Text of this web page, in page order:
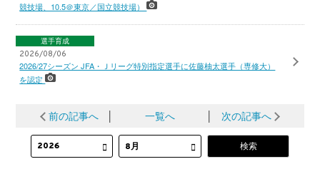
競技場、10.5＠東京／国立競技場）
選手育成
2026/08/06
2026/27シーズン JFA・Ｊリーグ特別指定選手に佐藤柚太選手（専修大）
を認定
前の記事へ 一覧へ 次の記事へ